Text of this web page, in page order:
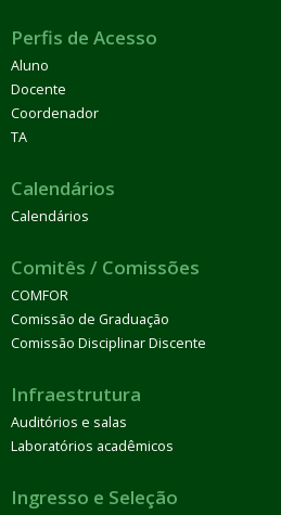
Perfis de Acesso
Aluno
Docente
Coordenador
TA
Calendários
Calendários
Comitês / Comissões
COMFOR
Comissão de Graduação
Comissão Disciplinar Discente
Infraestrutura
Auditórios e salas
Laboratórios acadêmicos
Ingresso e Seleção